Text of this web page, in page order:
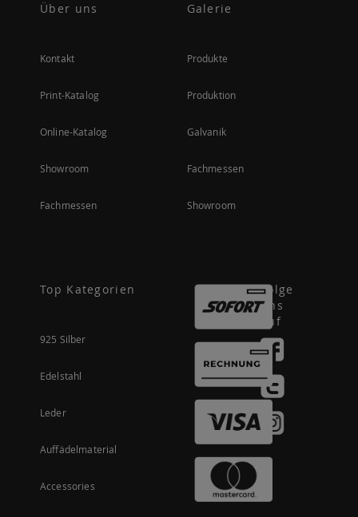
Über uns
Kontakt
Print-Katalog
Online-Katalog
Showroom
Fachmessen
Galerie
Produkte
Produktion
Galvanik
Fachmessen
Showroom
Top Kategorien
925 Silber
Edelstahl
Leder
Auffädelmaterial
Accessories
Folge
uns
auf